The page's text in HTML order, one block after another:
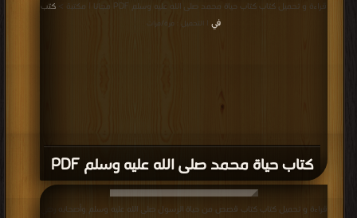
كتاب حياة محمد صلى الله عليه وسلم PDF
قراءة و تحميل كتاب كتاب حياة محمد صلى الله عليه وسلم PDF مجانا | مكتبة >
كتب
في
| التحميل : مرة/مرات
قراءة و تحميل كتاب كتاب قصص من حياة الرسول صلى الله عليه وسلم وأصحابه رضي